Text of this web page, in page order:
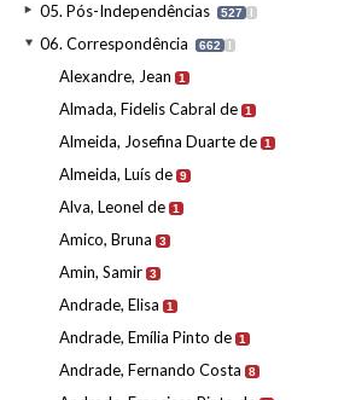
05. Pós-Independências 527 I
06. Correspondência 662 I
Alexandre, Jean 1
Almada, Fidelis Cabral de 1
Almeida, Josefina Duarte de 1
Almeida, Luís de 9
Alva, Leonel de 1
Amico, Bruna 3
Amin, Samir 3
Andrade, Elisa 1
Andrade, Emília Pinto de 1
Andrade, Fernando Costa 8